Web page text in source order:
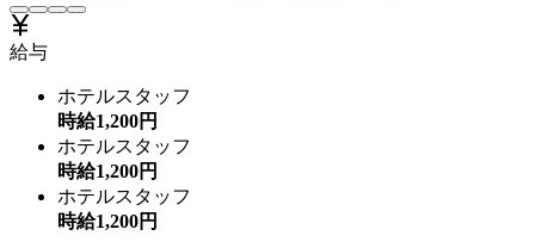
給与
ホテルスタッフ
時給1,200円
ホテルスタッフ
時給1,200円
ホテルスタッフ
時給1,200円